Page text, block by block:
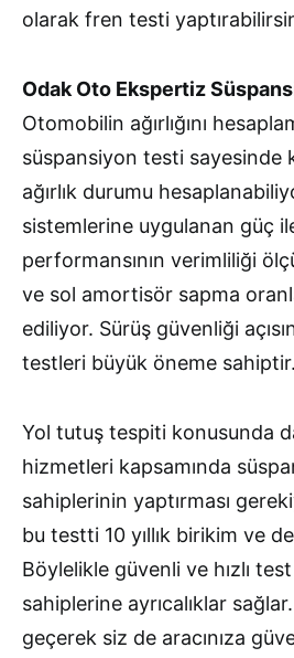
olarak fren testi
Odak Oto Ekspertiz
Otomobilin ağırlığını
süspansiyon testi sayesinde
ağırlık durumu
sistemlerine uygulanan güç
performansının verimliliği
ve sol amortisör sapma
ediliyor. Sürüş güvenliği
testleri büyük öneme sahiptir.
Yol tutuş tespiti konusunda
hizmetleri kapsamında
sahiplerinin yaptırması
bu testti 10 yıllık birikim ve
Böylelikle güvenli ve hızlı
sahiplerine ayrıcalıklar
geçerek siz de aracınıza